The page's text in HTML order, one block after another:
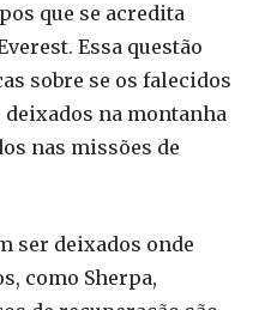
que se acredita
Essa questão
sobre se os falecidos
na montanha
nas missões de
ser deixados onde
como Sherpa,